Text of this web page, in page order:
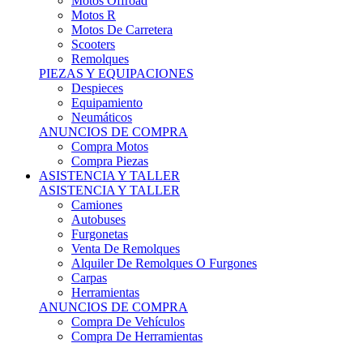
Motos R
Motos De Carretera
Scooters
Remolques
PIEZAS Y EQUIPACIONES
Despieces
Equipamiento
Neumáticos
ANUNCIOS DE COMPRA
Compra Motos
Compra Piezas
ASISTENCIA Y TALLER
ASISTENCIA Y TALLER
Camiones
Autobuses
Furgonetas
Venta De Remolques
Alquiler De Remolques O Furgones
Carpas
Herramientas
ANUNCIOS DE COMPRA
Compra De Vehículos
Compra De Herramientas